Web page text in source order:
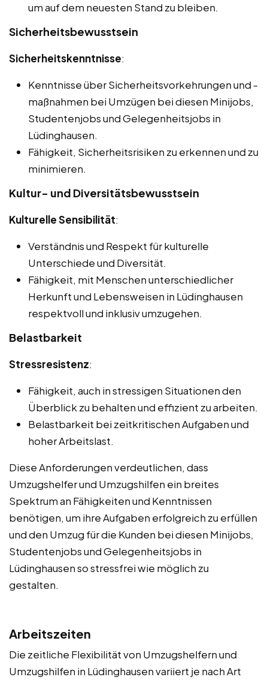
um auf dem neuesten Stand zu bleiben.
Sicherheitsbewusstsein
Sicherheitskenntnisse:
Kenntnisse über Sicherheitsvorkehrungen und -
maßnahmen bei Umzügen bei diesen Minijobs,
Studentenjobs und Gelegenheitsjobs in
Lüdinghausen.
Fähigkeit, Sicherheitsrisiken zu erkennen und zu
minimieren.
Kultur- und Diversitätsbewusstsein
Kulturelle Sensibilität:
Verständnis und Respekt für kulturelle
Unterschiede und Diversität.
Fähigkeit, mit Menschen unterschiedlicher
Herkunft und Lebensweisen in Lüdinghausen
respektvoll und inklusiv umzugehen.
Belastbarkeit
Stressresistenz:
Fähigkeit, auch in stressigen Situationen den
Überblick zu behalten und effizient zu arbeiten.
Belastbarkeit bei zeitkritischen Aufgaben und
hoher Arbeitslast.
Diese Anforderungen verdeutlichen, dass
Umzugshelfer und Umzugshilfen ein breites
Spektrum an Fähigkeiten und Kenntnissen
benötigen, um ihre Aufgaben erfolgreich zu erfüllen
und den Umzug für die Kunden bei diesen Minijobs,
Studentenjobs und Gelegenheitsjobs in
Lüdinghausen so stressfrei wie möglich zu
gestalten.
Arbeitszeiten
Die zeitliche Flexibilität von Umzugshelfern und
Umzugshilfen in Lüdinghausen variiert je nach Art